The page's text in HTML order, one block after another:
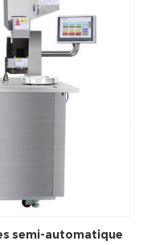
semi-automatique